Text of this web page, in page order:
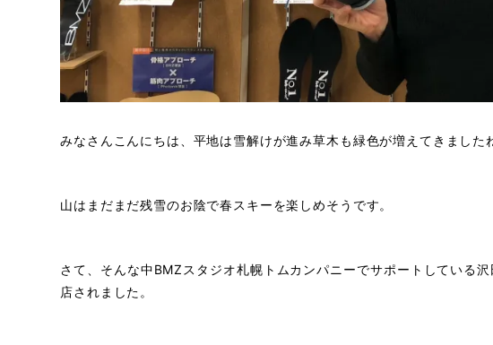
みなさんこんにちは、平地は雪解けが進み草木も緑色が増えてきました
山はまだまだ残雪のお陰で春スキーを楽しめそうです。
さて、そんな中BMZスタジオ札幌トムカンパニーでサポートしている
店されました。